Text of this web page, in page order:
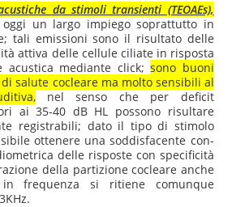
da stimoli transienti (TEOAEs),
un largo impiego soprattutto in
tali emissioni sono il risultato delle
attiva delle cellule ciliate in risposta
acustica mediante click;sono buoni
salute cocleare ma molto sensibili al
nel senso che per deficit
ai 35-40 dB HL possono risultare
registrabili; dato il tipo di stimolo
ottenere una soddisfacente con­
delle risposte con specificità
della partizione cocleare anche
fre­quenza si ritiene comunque